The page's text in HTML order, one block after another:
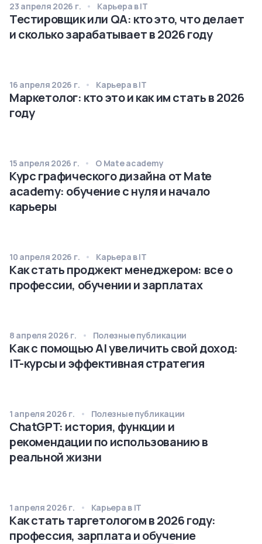
23 апреля 2026 г. Карьера в IT
Тестировщик или QA: кто это, что делает
и сколько зарабатывает в 2026 году
16 апреля 2026 г. Карьера в IT
Маркетолог: кто это и как им стать в 2026
году
15 апреля 2026 г. О Mate academy
Курс графического дизайна от Mate
academy: обучение с нуля и начало
карьеры
10 апреля 2026 г. Карьера в IT
Как стать проджект менеджером: все о
профессии, обучении и зарплатах
8 апреля 2026 г. Полезные публикации
Как с помощью AI увеличить свой доход:
IT-курсы и эффективная стратегия
1 апреля 2026 г. Полезные публикации
ChatGPT: история, функции и
рекомендации по использованию в
реальной жизни
1 апреля 2026 г. Карьера в IT
Как стать таргетологом в 2026 году:
профессия, зарплата и обучение